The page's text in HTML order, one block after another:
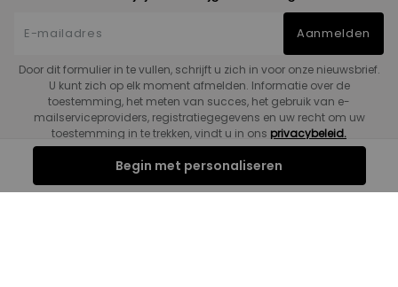
Begin met personaliseren
Aanmelden
Door dit formulier in te vullen, schrijft u zich in voor onze nieuwsbrief.
U kunt zich op elk moment afmelden. Informatie over de
toestemming, het meten van succes, het gebruik van e-
mailserviceproviders, registratiegegevens en uw recht om uw
toestemming in te trekken, vindt u in ons privacybeleid.